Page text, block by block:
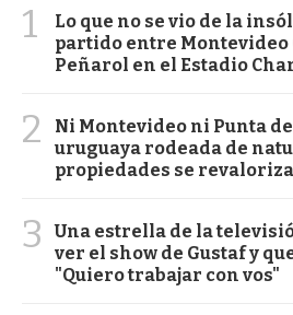
1
Lo que no se vio de la
partido entre Montevideo
Peñarol en el Estadio
2
Ni Montevideo ni Punta
uruguaya rodeada de
propiedades se
3
Una estrella de la
ver el show de Gustaf y
"Quiero trabajar con vos"